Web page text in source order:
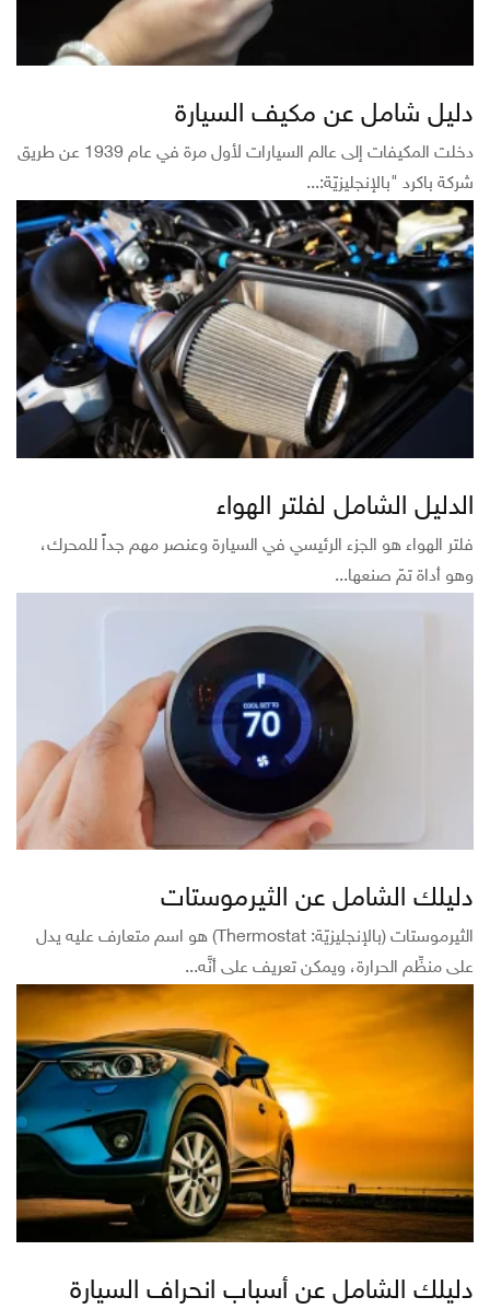
دليل شامل عن مكيف السيارة
دخلت المكيفات إلى عالم السيارات لأول مرة في عام 1939 عن طريق
شركة باكرد "بالإنجليزيّة:...
الدليل الشامل لفلتر الهواء
فلتر الهواء هو الجزء الرئيسي في السيارة وعنصر مهم جداً للمحرك،
وهو أداة تمّ صنعها...
دليلك الشامل عن الثيرموستات
الثيرموستات (بالإنجليزيّة: Thermostat) هو اسم متعارف عليه يدل
على منظِّم الحرارة، ويمكن تعريف على أنَّه...
دليلك الشامل عن أسباب انحراف السيارة